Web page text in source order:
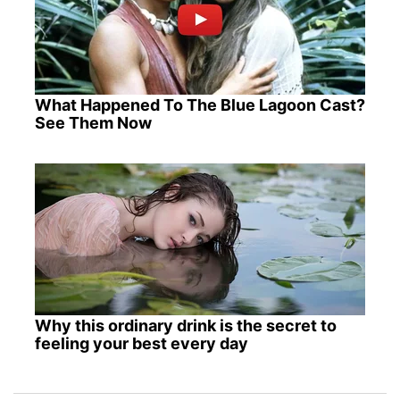
What Happened To The Blue Lagoon Cast?
See Them Now
Why this ordinary drink is the secret to
feeling your best every day